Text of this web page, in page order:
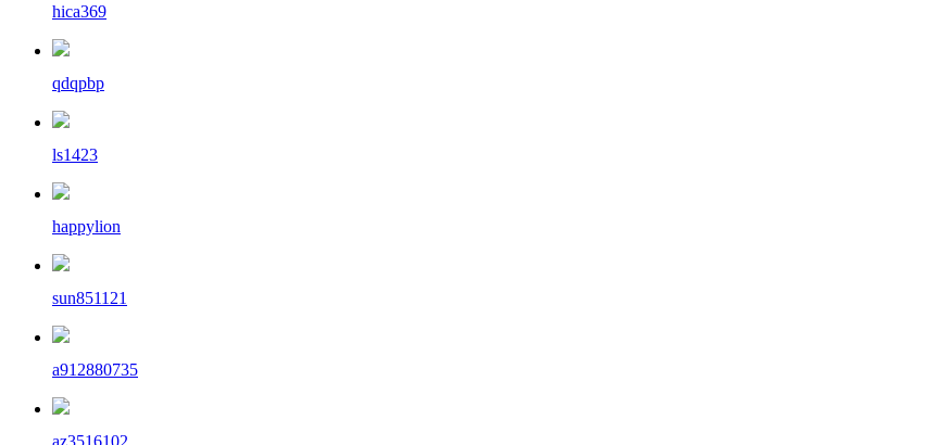
hica369
qdqpbp
ls1423
happylion
sun851121
a912880735
az3516102